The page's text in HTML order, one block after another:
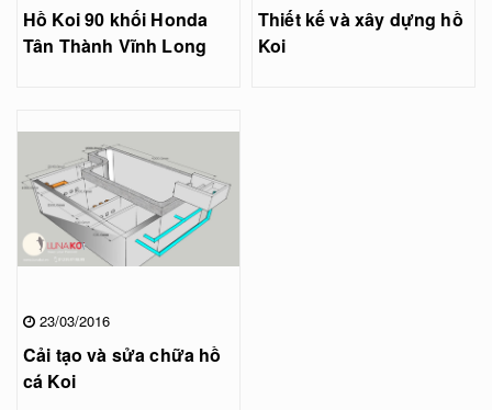
Hồ Koi 90 khối Honda
Tân Thành Vĩnh Long
Thiết kế và xây dựng hồ
Koi
23/03/2016
Cải tạo và sửa chữa hồ
cá Koi